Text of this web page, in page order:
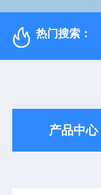
热门搜索：
产品中心